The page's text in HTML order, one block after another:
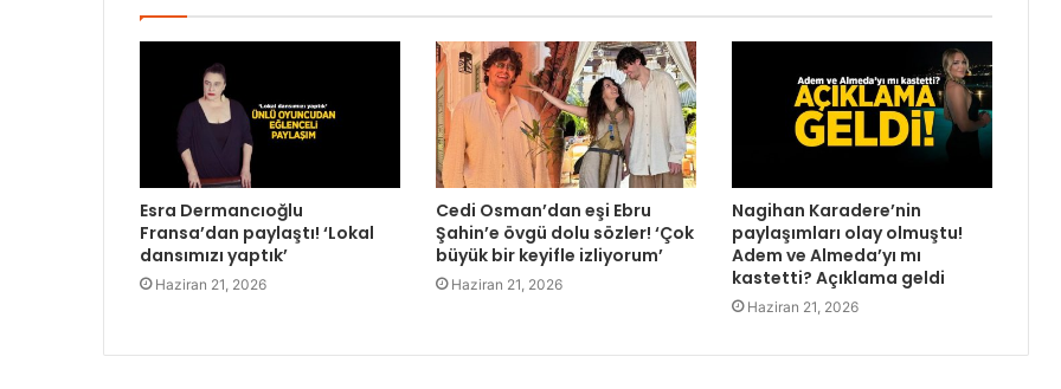
Esra Dermancıoğlu
Fransa’dan paylaştı! ‘Lokal
dansımızı yaptık’
Haziran 21, 2026
Cedi Osman’dan eşi Ebru
Şahin’e övgü dolu sözler! ‘Çok
büyük bir keyifle izliyorum’
Haziran 21, 2026
Nagihan Karadere’nin
paylaşımları olay olmuştu!
Adem ve Almeda’yı mı
kastetti? Açıklama geldi
Haziran 21, 2026